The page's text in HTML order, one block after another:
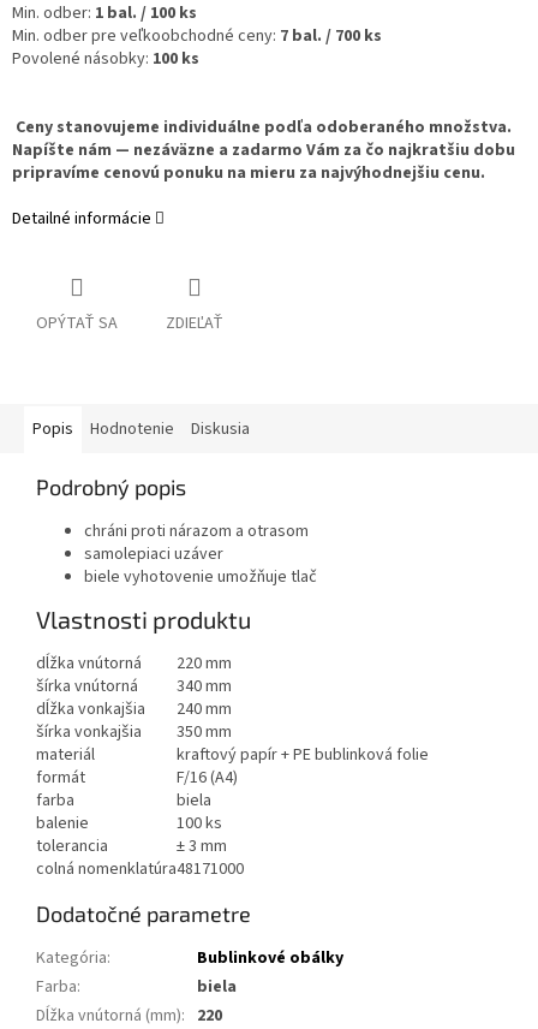
Min. odber: 1 bal. / 100 ks
Min. odber pre veľkoobchodné ceny: 7 bal. / 700 ks
Povolené násobky: 100 ks
Ceny stanovujeme individuálne podľa odoberaného množstva.
Napíšte nám — nezáväzne a zadarmo Vám za čo najkratšiu dobu
pripravíme cenovú ponuku na mieru za najvýhodnejšiu cenu.
Detailné informácie
OPÝTAŤ SA ZDIEĽAŤ
Popis Hodnotenie Diskusia
Podrobný popis
chráni proti nárazom a otrasom
samolepiaci uzáver
biele vyhotovenie umožňuje tlač
Vlastnosti produktu
dĺžka vnútorná
220 mm
šírka vnútorná
340 mm
dĺžka vonkajšia
240 mm
šírka vonkajšia
350 mm
materiál
kraftový papír + PE bublinková folie
formát
F/16 (A4)
farba
biela
balenie
100 ks
tolerancia
± 3 mm
colná nomenklatúra48171000
Dodatočné parametre
Kategória:
Bublinkové obálky
Farba:
biela
Dĺžka vnútorná (mm): 220